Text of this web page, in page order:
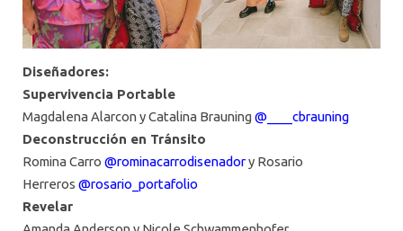
Diseñadores:
Supervivencia Portable
Magdalena Alarcon y Catalina Brauning @____cbrauning
Deconstrucción en Tránsito
Romina Carro @rominacarrodisenadory Rosario
Herreros @rosario_portafolio
Revelar